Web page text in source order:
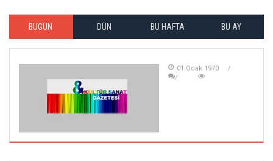
BUGÜN DÜN BU HAFTA BU AY
01 Ocak 1970